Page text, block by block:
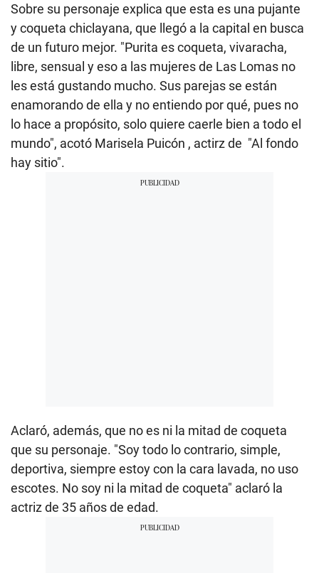
Sobre su personaje explica que esta es una pujante
y coqueta chiclayana, que llegó a la capital en busca
de un futuro mejor. "Purita es coqueta, vivaracha,
libre, sensual y eso a las mujeres de Las Lomas no
les está gustando mucho. Sus parejas se están
enamorando de ella y no entiendo por qué, pues no
lo hace a propósito, solo quiere caerle bien a todo el
mundo", acotó Marisela Puicón , actirz de "Al fondo
hay sitio".
Aclaró, además, que no es ni la mitad de coqueta
que su personaje. "Soy todo lo contrario, simple,
deportiva, siempre estoy con la cara lavada, no uso
escotes. No soy ni la mitad de coqueta" aclaró la
actriz de 35 años de edad.